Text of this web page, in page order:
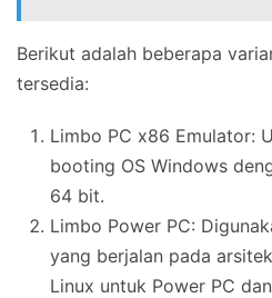
Berikut adalah beberapa
tersedia:
Limbo PC x86 Emulator:
booting OS Windows
64 bit.
Limbo Power PC:
yang berjalan pada
Linux untuk Power PC